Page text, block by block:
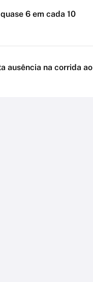
6 em cada 10
ausência na corrida ao